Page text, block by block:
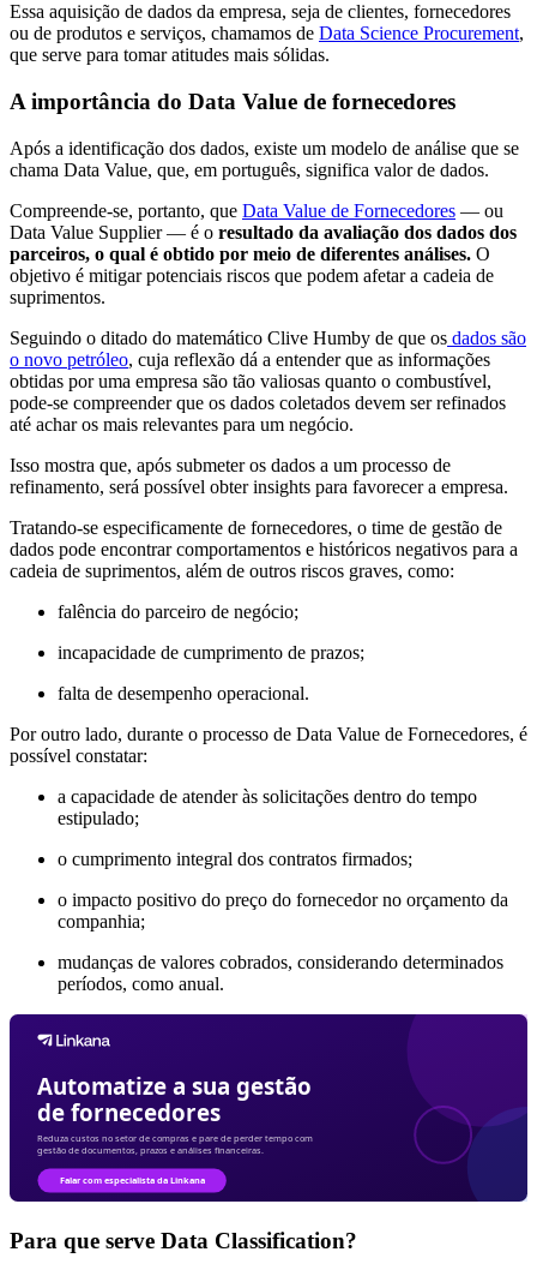
Essa aquisição de dados da empresa, seja de clientes, fornecedores
ou de produtos e serviços, chamamos de Data Science Procurement,
que serve para tomar atitudes mais sólidas.
A importância do Data Value de fornecedores
Após a identificação dos dados, existe um modelo de análise que se
chama Data Value, que, em português, significa valor de dados.
Compreende-se, portanto, que Data Value de Fornecedores — ou
Data Value Supplier — é o resultado da avaliação dos dados dos
parceiros, o qual é obtido por meio de diferentes análises. O
objetivo é mitigar potenciais riscos que podem afetar a cadeia de
suprimentos.
Seguindo o ditado do matemático Clive Humby de que os dados são
o novo petróleo, cuja reflexão dá a entender que as informações
obtidas por uma empresa são tão valiosas quanto o combustível,
pode-se compreender que os dados coletados devem ser refinados
até achar os mais relevantes para um negócio.
Isso mostra que, após submeter os dados a um processo de
refinamento, será possível obter insights para favorecer a empresa.
Tratando-se especificamente de fornecedores, o time de gestão de
dados pode encontrar comportamentos e históricos negativos para a
cadeia de suprimentos, além de outros riscos graves, como:
falência do parceiro de negócio;
incapacidade de cumprimento de prazos;
falta de desempenho operacional.
Por outro lado, durante o processo de Data Value de Fornecedores, é
possível constatar:
a capacidade de atender às solicitações dentro do tempo
estipulado;
o cumprimento integral dos contratos firmados;
o impacto positivo do preço do fornecedor no orçamento da
companhia;
mudanças de valores cobrados, considerando determinados
períodos, como anual.
Para que serve Data Classification?